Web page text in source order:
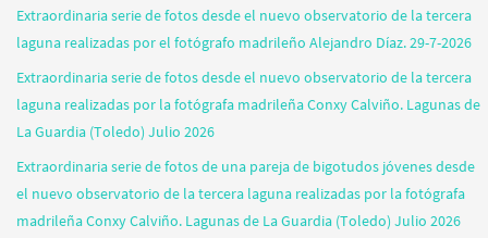
Extraordinaria serie de fotos desde el nuevo observatorio de la tercera
laguna realizadas por el fotógrafo madrileño Alejandro Díaz. 29-7-2026
Extraordinaria serie de fotos desde el nuevo observatorio de la tercera
laguna realizadas por la fotógrafa madrileña Conxy Calviño. Lagunas de
La Guardia (Toledo) Julio 2026
Extraordinaria serie de fotos de una pareja de bigotudos jóvenes desde
el nuevo observatorio de la tercera laguna realizadas por la fotógrafa
madrileña Conxy Calviño. Lagunas de La Guardia (Toledo) Julio 2026